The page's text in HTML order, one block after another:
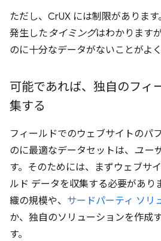
ただし、CrUX には制限がありま
発生した タイミングはわかります
のに十分なデータがないことがよく
可能であれば、独自のフィ
集する
フィールドでのウェブサイトのパ
のに最適なデータセットは、 ユー
す。そのためには、まずウェブサ
ルド データを収集する必要があり
織の規模や、 サードパーティ ソリ
か、独自のソリューションを作成
す。